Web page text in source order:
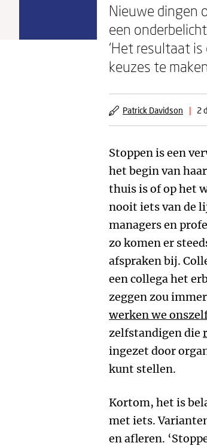
Nieuwe dingen
een
‘Het resultaat
keuzes te
Patrick Davidson | 2
Stoppen is een
het begin van
thuis is of op het
nooit iets van de
managers en
zo komen er
afspraken bij.
een collega het
zeggen zou
werken we
zelfstandigen die
ingezet door
kunt stellen.
Kortom, het is
met iets.
en afleren.